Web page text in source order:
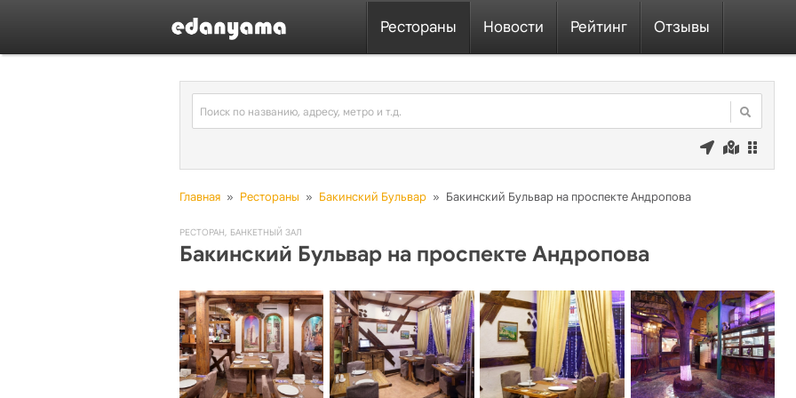
Рестораны Новости Рейтинг Отзывы
Главная » Рестораны » Бакинский Бульвар » Бакинский Бульвар на проспекте Андропова
РЕСТОРАН, БАНКЕТНЫЙ ЗАЛ
Бакинский Бульвар на проспекте Андропова